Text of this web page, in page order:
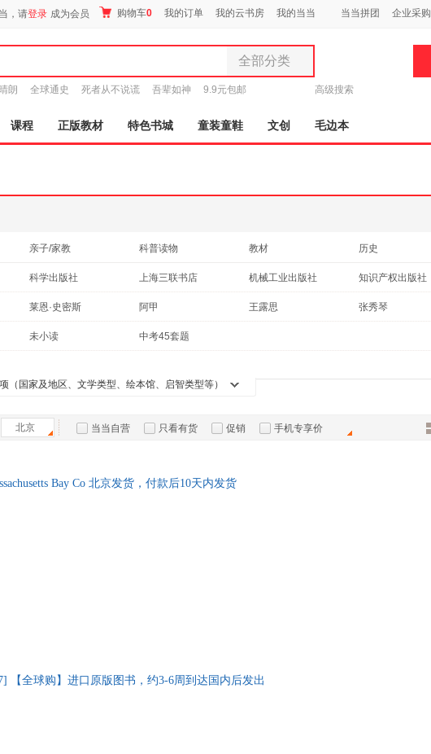
，请登录 成为会员 购物车0 我的订单 我的云书房 我的当当 当当拼团 企业采购
全部分类
全部分类
图书
电子书
玩具
童装童鞋
家居日用
箱包皮具
汽车用品
朗 全球通史 死者从不说谎 吾辈如神 9.9元包邮 高级搜索
课程 正版教材 特色书城 童装童鞋 文创 毛边本
亲子/家教 科普读物 教材
历史
哲学/宗教 青春文学 社会科学
计算机/网络
工具书 旅游/地图
科学出版社 上海三联书店 机械工业出版社
知识产权出版社
上海文艺出版社
中信出版社
莱恩·史密斯 阿甲 王露思
张秀琴
秦阳 菲利普·科特勒
未小读 中考45套题
（国家及地区、文学类型、绘本馆、启智类型等）
北京 当当自营 只看有货 促销 手机专享价
Bay Co 北京发货，付款后10天内发货
【全球购】进口原版图书，约3-6周到达国内后发出